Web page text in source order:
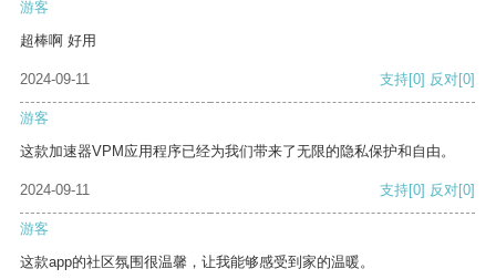
游客
超棒啊 好用
2024-09-11 支持[0] 反对[0]
游客
这款加速器VPM应用程序已经为我们带来了无限的隐私保护和自由。
2024-09-11 支持[0] 反对[0]
游客
这款app的社区氛围很温馨，让我能够感受到家的温暖。